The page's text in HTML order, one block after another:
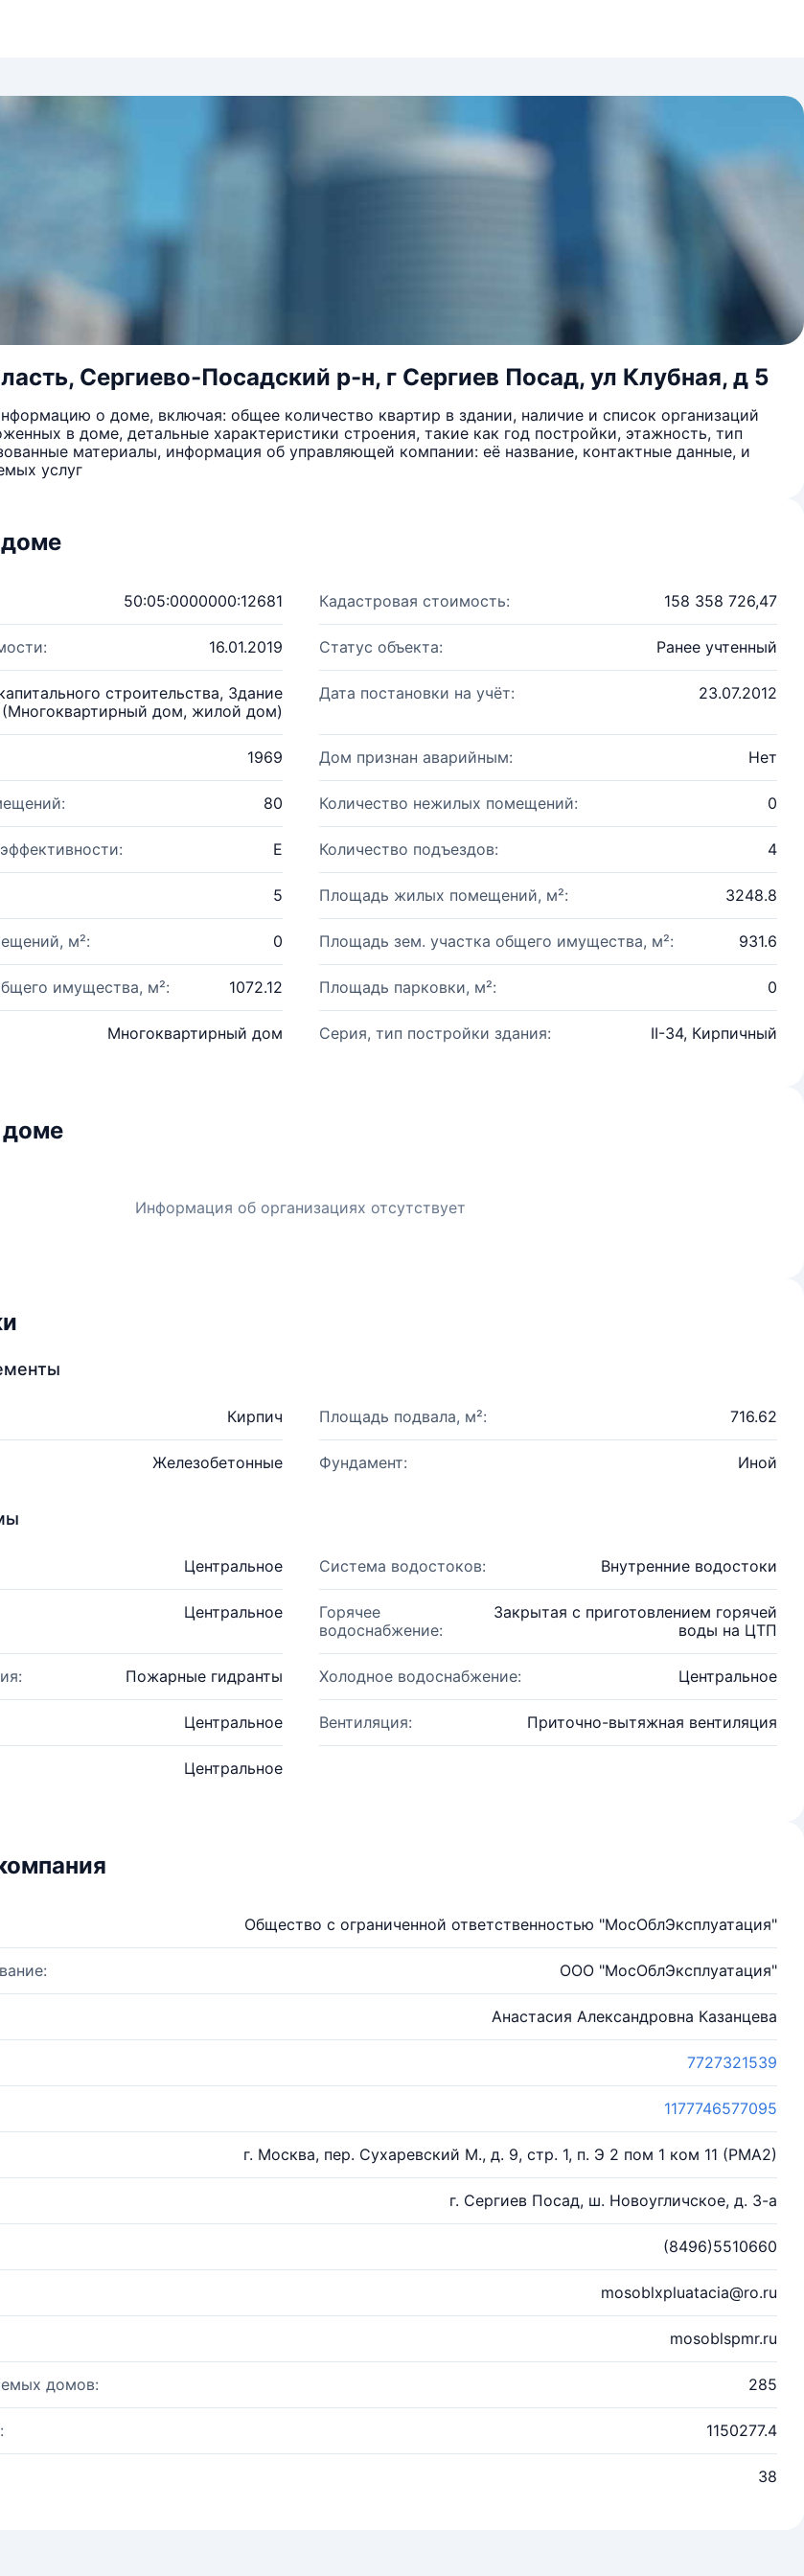
Сергиево-Посадский р-н, г Сергиев Посад, ул Клубная, д 5
о доме, включая: общее количество квартир в здании, наличие и список организаций
в доме, детальные характеристики строения, такие как год постройки, этажность, тип
материалы, информация об управляющей компании: её название, контактные данные, и
услуг
50:05:0000000:12681 Кадастровая стоимость: 158 358 726,47
16.01.2019 Статус объекта: Ранее учтенный
строительства, Здание
(Многоквартирный дом, жилой дом)
Дата постановки на учёт: 23.07.2012
1969 Дом признан аварийным: Нет
80 Количество нежилых помещений: 0
E Количество подъездов: 4
5 Площадь жилых помещений, м²: 3248.8
м²: 0 Площадь зем. участка общего имущества, м²: 931.6
имущества, м²: 1072.12 Площадь парковки, м²: 0
Многоквартирный дом Серия, тип постройки здания: II-34, Кирпичный
доме
Информация об организациях отсутствует
Кирпич Площадь подвала, м²: 716.62
Железобетонные Фундамент: Иной
Центральное Система водостоков: Внутренние водостоки
Центральное
Горячее
водоснабжение:
Закрытая с приготовлением горячей
воды на ЦТП
Пожарные гидранты Холодное водоснабжение: Центральное
Центральное Вентиляция: Приточно-вытяжная вентиляция
Центральное
Общество с ограниченной ответственностью "МосОблЭксплуатация"
ООО "МосОблЭксплуатация"
Анастасия Александровна Казанцева
7727321539
1177746577095
г. Москва, пер. Сухаревский М., д. 9, стр. 1, п. Э 2 пом 1 ком 11 (РМА2)
г. Сергиев Посад, ш. Новоугличское, д. 3-а
(8496)5510660
mosoblxpluatacia@ro.ru
mosoblspmr.ru
домов: 285
1150277.4
38